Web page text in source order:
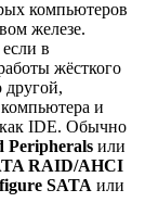
компьютеров
железе.
в
жёсткого
другой,
компьютера и
IDE. Обычно
Peripherals или
RAID/AHCI
SATA или